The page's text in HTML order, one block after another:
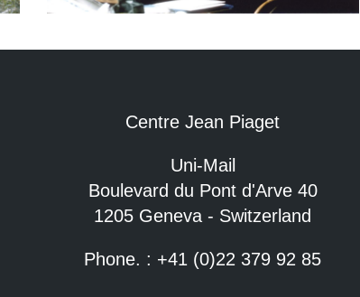
Centre Jean Piaget
Uni-Mail
Boulevard du Pont d'Arve 40
1205 Geneva - Switzerland
Phone. : +41 (0)22 379 92 85